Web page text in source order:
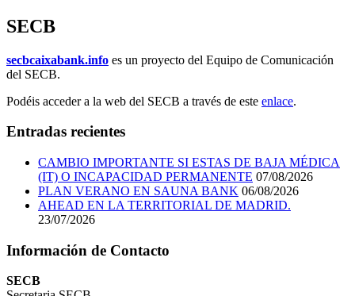
SECB
secbcaixabank.info es un proyecto del Equipo de Comunicación
del SECB.
Podéis acceder a la web del SECB a través de este enlace.
Entradas recientes
CAMBIO IMPORTANTE SI ESTAS DE BAJA MÉDICA
(IT) O INCAPACIDAD PERMANENTE 07/08/2026
PLAN VERANO EN SAUNA BANK 06/08/2026
AHEAD EN LA TERRITORIAL DE MADRID.
23/07/2026
Información de Contacto
Address:
SECB